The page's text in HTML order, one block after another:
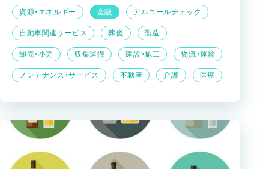
メンテナンス・サービス 不動産 介護 医療
卸売・小売 収集運搬 建設・施工 物流・運輸
自動車関連サービス 葬儀 製造
資源・エネルギー 金融 アルコールチェック